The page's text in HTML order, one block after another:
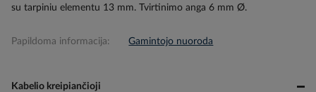
su tarpiniu elementu 13 mm. Tvirtinimo anga 6 mm Ø.
Papildoma informacija: Gamintojo nuoroda
Kabelio kreipiančioji